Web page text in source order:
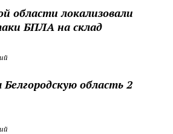
области локализовали
БПЛА на склад
область 2